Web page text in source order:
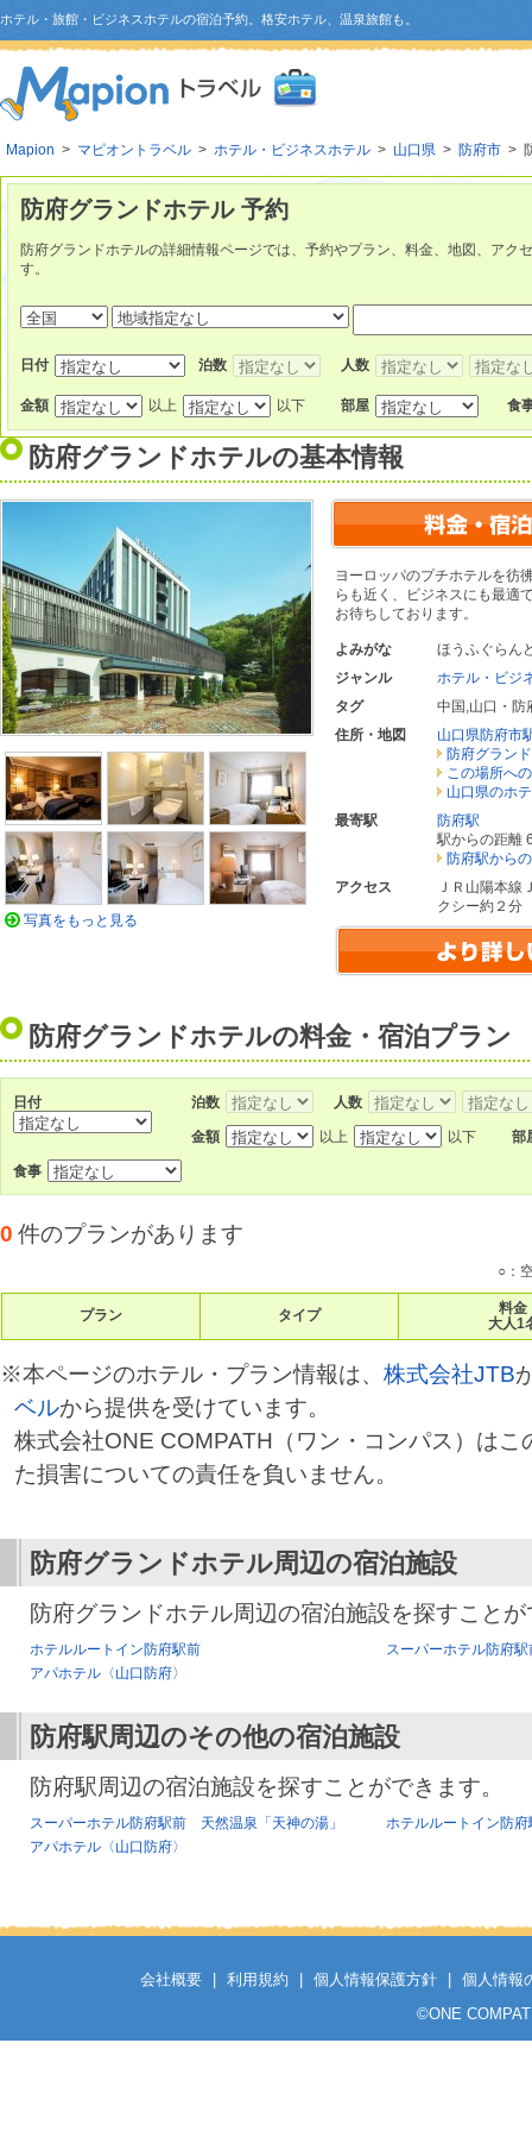
ホテル・旅館・ビジネスホテルの宿泊予約。格安ホテル、温泉旅館も。
Mapion > マピオントラベル > ホテル・ビジネスホテル > 山口県 > 防府市 >
防府グランドホテル 予約
防府グランドホテルの詳細情報ページでは、予約やプラン、料金、地図、アク
す。
日付 泊数 人数
金額 以上 以下 部屋 食
防府グランドホテルの基本情報
ヨーロッパのプチホテルを彷
らも近く、ビジネスにも最適
お待ちしております。
よみがな
ほうふぐらん
ジャンル
ホテル・ビジ
タグ
中国 ,山口・防
住所・地図
山口県防府市
防府グラン
この場所へ
山口県のホ
最寄駅
防府駅
駅からの距離
防府駅から
アクセス
ＪＲ山陽本線
クシー約２分
写真をもっと見る
防府グランドホテルの料金・宿泊プラン
日付 泊数 人数
金額 以上 以下 部
食事
0 件のプランがあります
○：
プラン タイプ
料金
大人1
※本ページのホテル・プラン情報は、 株式会社JTB
ベルから提供を受けています。
株式会社ONE COMPATH（ワン・コンパス）はこ
た損害についての責任を負いません。
防府グランドホテル周辺の宿泊施設
防府グランドホテル周辺の宿泊施設を探すこと
ホテルルートイン防府駅前
スーパーホテル防府
アパホテル〈山口防府〉
防府駅周辺のその他の宿泊施設
防府駅周辺の宿泊施設を探すことができます。
スーパーホテル防府駅前 天然温泉「天神の湯」
ホテルルートイン防府
アパホテル〈山口防府〉
会社概要 利用規約 個人情報保護方針
個人情報
©ONE